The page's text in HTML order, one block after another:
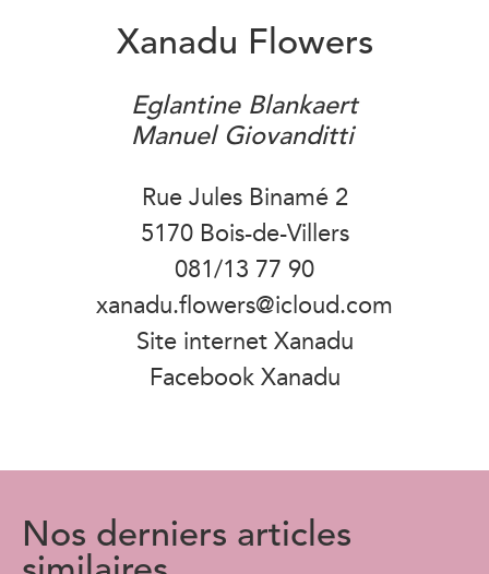
Xanadu Flowers
Eglantine Blankaert
Manuel Giovanditti
Rue Jules Binamé 2
5170 Bois-de-Villers
081/13 77 90
xanadu.flowers@icloud.com
Site internet Xanadu
Facebook Xanadu
Nos derniers articles